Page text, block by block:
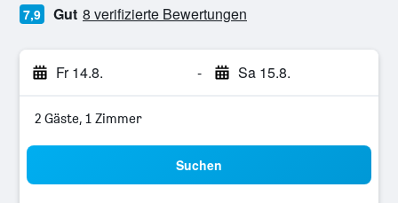
7,9 Gut 8 verifizierte Bewertungen
Fr 14.8. - Sa 15.8.
2 Gäste, 1 Zimmer
Suchen